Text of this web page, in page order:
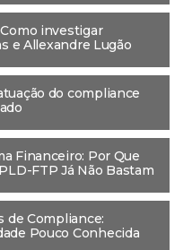
investigar
e Allexandre Lugão
do compliance
Financeiro: Por Que
FTP Já Não Bastam
de Compliance:
Pouco Conhecida